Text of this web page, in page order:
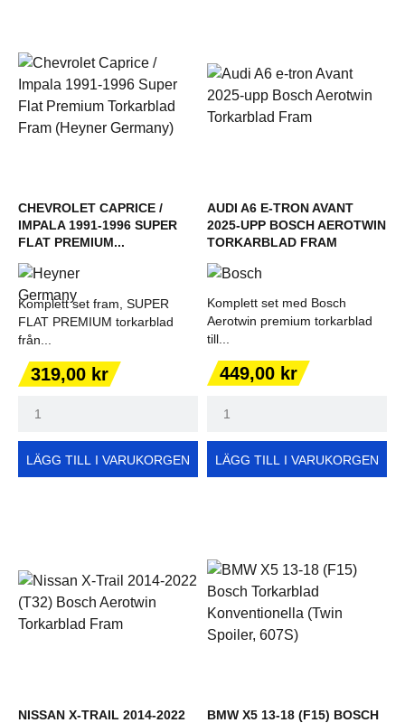
CHEVROLET CAPRICE /
IMPALA 1991-1996 SUPER
FLAT PREMIUM...
Komplett set fram, SUPER
FLAT PREMIUM torkarblad
från...
Pris
319,00 kr
LÄGG TILL I VARUKORGEN
AUDI A6 E-TRON AVANT
2025-UPP BOSCH AEROTWIN
TORKARBLAD FRAM
Komplett set med Bosch
Aerotwin premium torkarblad
till...
Pris
449,00 kr
LÄGG TILL I VARUKORGEN
NISSAN X-TRAIL 2014-2022
BMW X5 13-18 (F15) BOSCH